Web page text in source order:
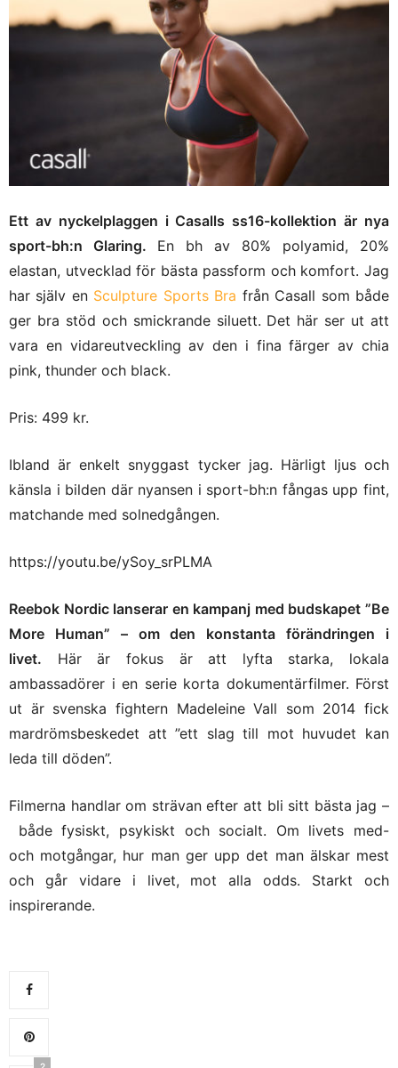
Ett av nyckelplaggen i Casalls ss16-kollektion är nya
sport-bh:n Glaring. En bh av 80% polyamid, 20%
elastan, utvecklad för bästa passform och komfort. Jag
har själv en Sculpture Sports Bra från Casall som både
ger bra stöd och smickrande siluett. Det här ser ut att
vara en vidareutveckling av den i fina färger av chia
pink, thunder och black.
Pris: 499 kr.
Ibland är enkelt snyggast tycker jag. Härligt ljus och
känsla i bilden där nyansen i sport-bh:n fångas upp fint,
matchande med solnedgången.
https://youtu.be/ySoy_srPLMA
Reebok Nordic lanserar en kampanj med budskapet ”Be
More Human” – om den konstanta förändringen i
livet. Här är fokus är att lyfta starka, lokala
ambassadörer i en serie korta dokumentärfilmer. Först
ut är svenska fightern Madeleine Vall som 2014 fick
mardrömsbeskedet att ”ett slag till mot huvudet kan
leda till döden”.
Filmerna handlar om strävan efter att bli sitt bästa jag –
både fysiskt, psykiskt och socialt. Om livets med-
och motgångar, hur man ger upp det man älskar mest
och går vidare i livet, mot alla odds. Starkt och
inspirerande.